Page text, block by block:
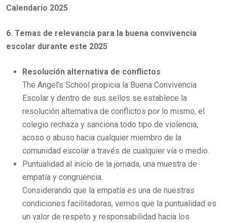
Calendario 2025
6. Temas de relevancia para la buena convivencia
escolar durante este 2025
Resolución alternativa de conflictos
The Angel’s School propicia la Buena Convivencia
Escolar y dentro de sus sellos se establece la
resolución alternativa de conflictos por lo mismo, el
colegio rechaza y sanciona todo tipo de violencia,
acoso o abuso hacia cualquier miembro de la
comunidad escolar a través de cualquier vía o medio.
Puntualidad al inicio de la jornada, una muestra de
empatía y congruencia.
Considerando que la empatía es una de nuestras
condiciones facilitadoras, vemos que la puntualidad es
un valor de respeto y responsabilidad hacia los